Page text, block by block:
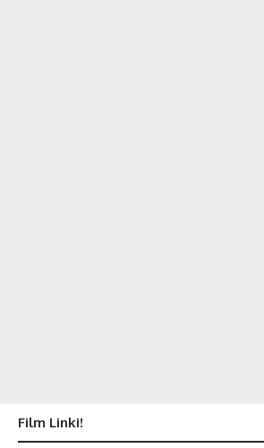
Film Linki!